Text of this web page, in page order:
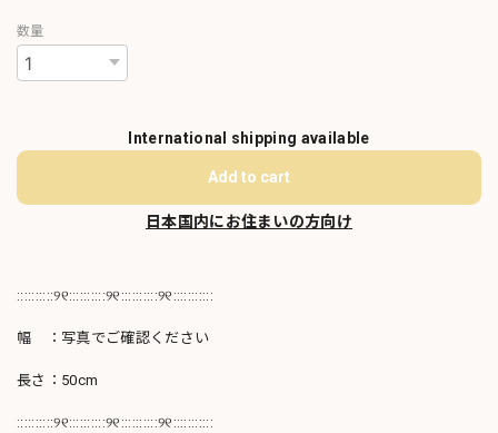
数量
International shipping available
Add to cart
日本国内にお住まいの方向け
::::::::::୨୧::::::::::୨୧::::::::::୨୧:::::::::::
幅 ：写真でご確認ください
長さ：50cm
::::::::::୨୧::::::::::୨୧::::::::::୨୧:::::::::::